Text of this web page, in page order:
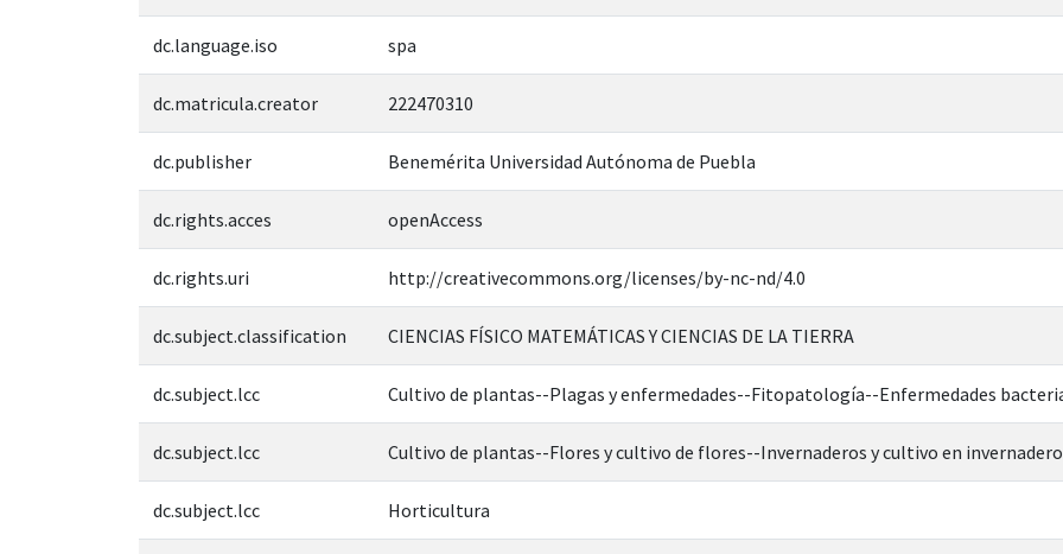
dc.language.iso spa
dc.matricula.creator 222470310
dc.publisher Benemérita Universidad Autónoma de Puebla
dc.rights.acces openAccess
dc.rights.uri http://creativecommons.org/licenses/by-nc-nd/4.0
dc.subject.classification CIENCIAS FÍSICO MATEMÁTICAS Y CIENCIAS DE LA TIERRA
dc.subject.lcc Cultivo de plantas--Plagas y enfermedades--Fitopatología--Enfermedades
dc.subject.lcc Cultivo de plantas--Flores y cultivo de flores--Invernaderos y cultivo en invernadero
dc.subject.lcc Horticultura